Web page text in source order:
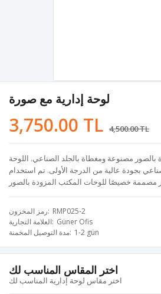
لوحة إدارية مع صورة
3,750.00 TL 4,500.00 TL
مصنوعة ومغطاة بالجلد الصناعي. اللوحة
بجودة عالية من الدرجة الأولى. تم استخدام
رمز المخزون RMP025-2
العلامة التجارية Güner Ofis
مدة التوصيل المخمنة 1-2 gün
اختر المقاس المناسب لك
اختر مقاس لوحة إدارية المناسب لك